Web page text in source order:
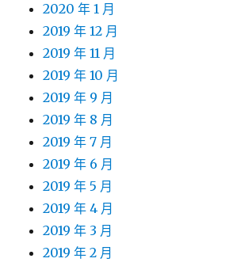
2020 年 1 月
2019 年 12 月
2019 年 11 月
2019 年 10 月
2019 年 9 月
2019 年 8 月
2019 年 7 月
2019 年 6 月
2019 年 5 月
2019 年 4 月
2019 年 3 月
2019 年 2 月